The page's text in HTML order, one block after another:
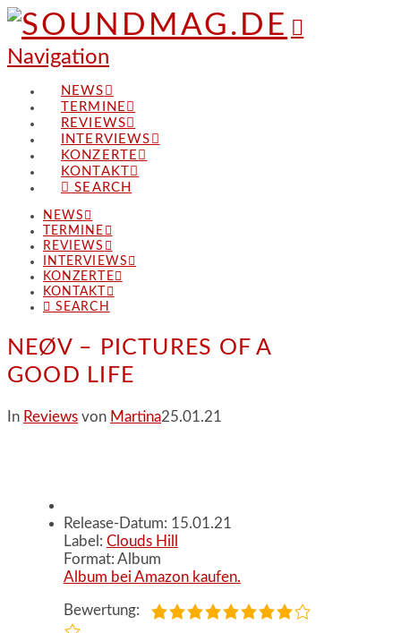
Navigation
NEWS
TERMINE
REVIEWS
INTERVIEWS
KONZERTE
KONTAKT
SEARCH
NEWS
TERMINE
REVIEWS
INTERVIEWS
KONZERTE
KONTAKT
SEARCH
NEØV – PICTURES OF A
GOOD LIFE
In Reviews von Martina25.01.21
Release-Datum: 15.01.21
Label: Clouds Hill
Format: Album
Album bei Amazon kaufen.
Bewertung: